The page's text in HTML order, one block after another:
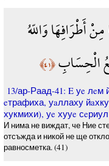
أَطْرَافِهَا وَاللّهُ
الْحِسَابِ﴿٤١﴾
13/ар-Раад-41: E уe лeм
eтрафиха, уaллаху
хукмихи), уe хууe
И нима не виждат, че Ние
отсъжда и никой не ще
равносметка. (41)